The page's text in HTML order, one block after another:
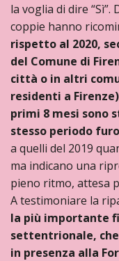
la voglia di dire
coppie hanno
rispetto al 2020,
del Comune di
città o in altri
residenti a
primi 8 mesi sono
stesso periodo
a quelli del 2019
ma indicano una
pieno ritmo, attesa
A testimoniare la
la più importante
settentrionale,
in presenza alla